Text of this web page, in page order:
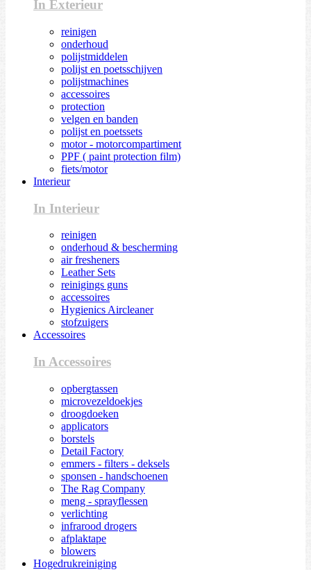
In Exterieur
reinigen
onderhoud
polijstmiddelen
polijst en poetsschijven
polijstmachines
accessoires
protection
velgen en banden
polijst en poetssets
motor - motorcompartiment
PPF ( paint protection film)
fiets/motor
Interieur
In Interieur
reinigen
onderhoud & bescherming
air fresheners
Leather Sets
reinigings guns
accessoires
Hygienics Aircleaner
stofzuigers
Accessoires
In Accessoires
opbergtassen
microvezeldoekjes
droogdoeken
applicators
borstels
Detail Factory
emmers - filters - deksels
sponsen - handschoenen
The Rag Company
meng - sprayflessen
verlichting
infrarood drogers
afplaktape
blowers
Hogedrukreiniging